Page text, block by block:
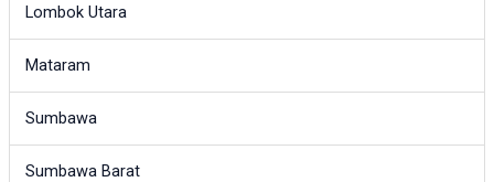
Lombok Utara
Mataram
Sumbawa
Sumbawa Barat